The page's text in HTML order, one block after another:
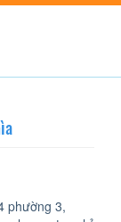
phường 3,